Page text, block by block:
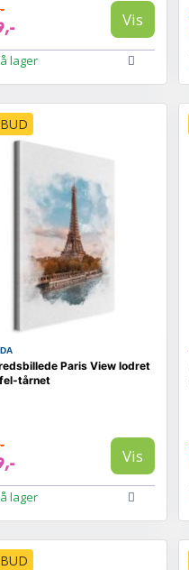
Vis
lager
Paris View lodret
tårnet
Vis
lager